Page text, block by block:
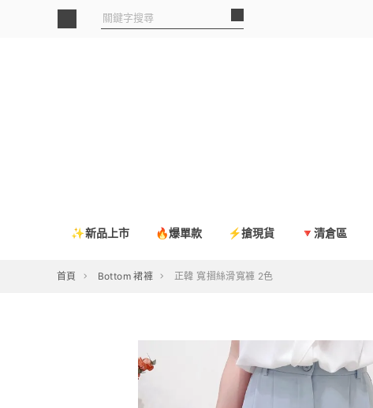
✨新品上市 🔥爆單款 ⚡搶現貨 🔻清倉區
首頁 Bottom 裙褲 正韓 寬摺絲滑寬褲 2色